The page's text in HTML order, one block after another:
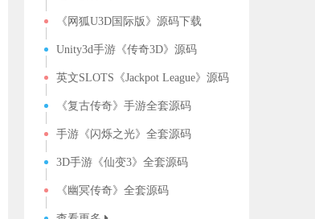
《网狐U3D国际版》源码下载
Unity3d手游《传奇3D》源码
英文SLOTS《Jackpot League》源码
《复古传奇》手游全套源码
手游《闪烁之光》全套源码
3D手游《仙变3》全套源码
《幽冥传奇》全套源码